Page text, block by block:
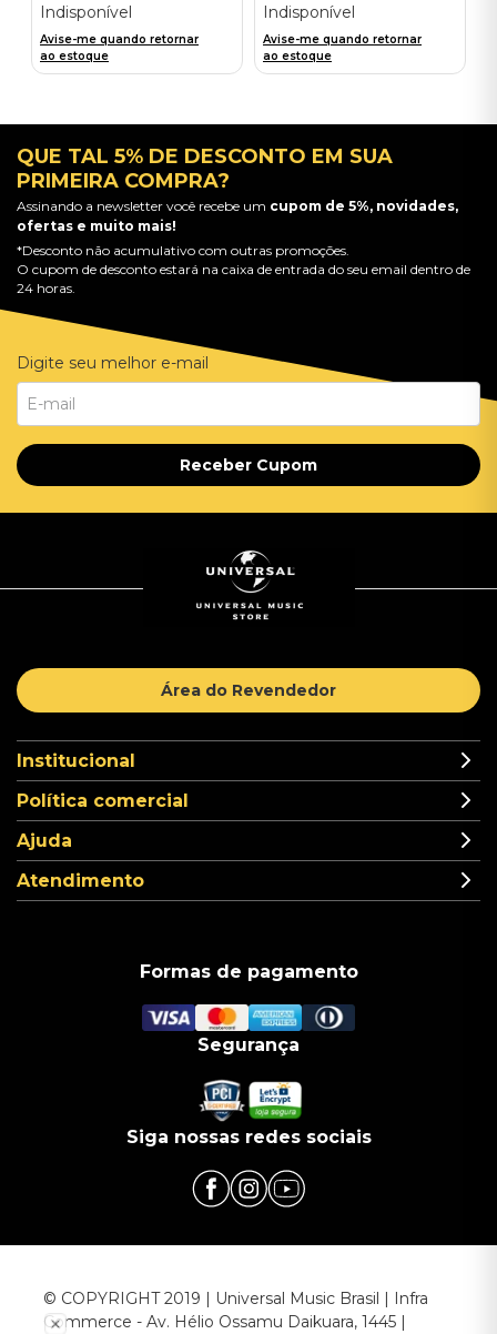
Indisponível
Avise-me quando retornar
ao estoque
Indisponível
Avise-me quando retornar
ao estoque
QUE TAL 5% DE DESCONTO EM SUA
PRIMEIRA COMPRA?
Assinando a newsletter você recebe um cupom de 5%, novidades,
ofertas e muito mais!
*Desconto não acumulativo com outras promoções.
O cupom de desconto estará na caixa de entrada do seu email dentro de
24 horas.
Digite seu melhor e-mail
Receber Cupom
Área do Revendedor
Institucional
Política comercial
Ajuda
Atendimento
Formas de pagamento
Segurança
Siga nossas redes sociais
© COPYRIGHT 2019 | Universal Music Brasil | Infra
Commerce - Av. Hélio Ossamu Daikuara, 1445 |